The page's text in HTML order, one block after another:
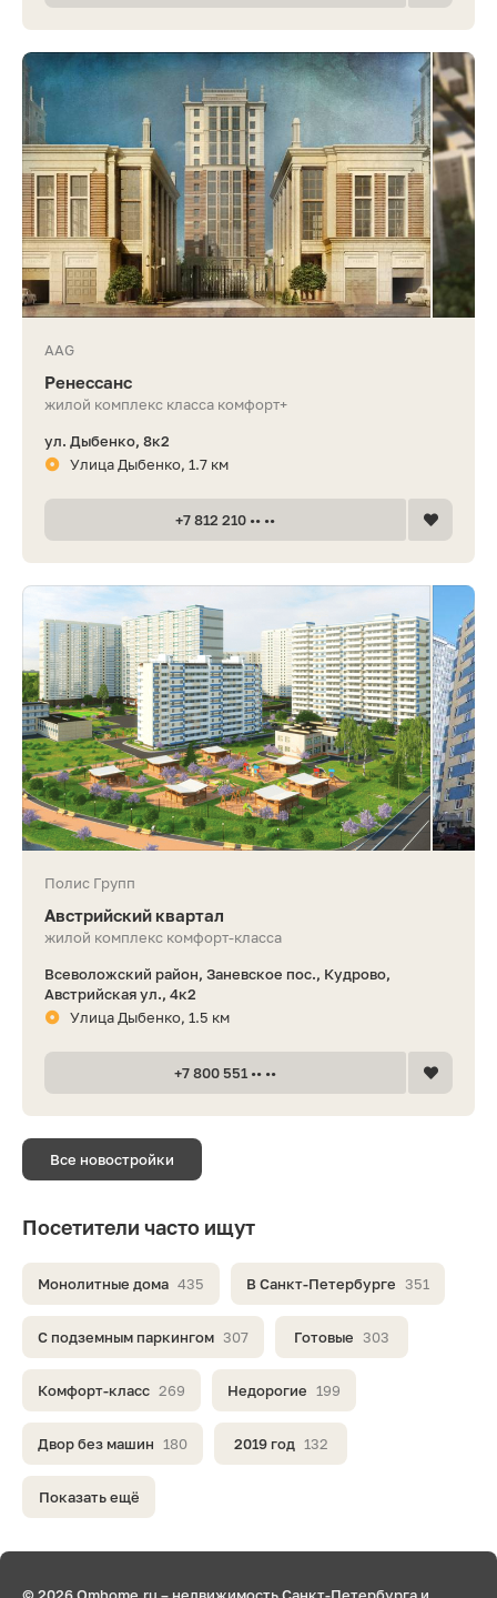
AAG
Ренессанс
жилой комплекс класса комфорт+
ул. Дыбенко, 8к2
Улица Дыбенко, 1.7 км
+7 812 210 •• ••
Полис Групп
Австрийский квартал
жилой комплекс комфорт-класса
Всеволожский район, Заневское пос., Кудрово,
Австрийская ул., 4к2
Улица Дыбенко, 1.5 км
+7 800 551 •• ••
Все новостройки
Посетители часто ищут
Монолитные дома 435 В Санкт-Петербурге 351
С подземным паркингом 307 Готовые 303
Комфорт-класс 269 Недорогие 199
Двор без машин 180 2019 год 132
Показать ещё